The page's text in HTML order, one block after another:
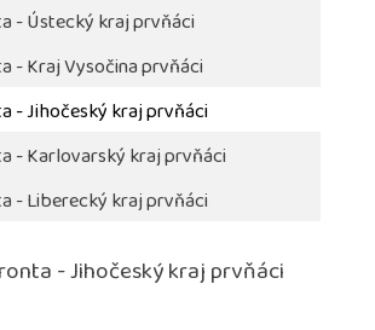
- Ústecký kraj prvňáci
- Kraj Vysočina prvňáci
- Jihočeský kraj prvňáci
- Karlovarský kraj prvňáci
- Liberecký kraj prvňáci
- Jihočeský kraj prvňáci